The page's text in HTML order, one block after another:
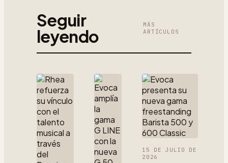
Seguir
leyendo
MÁS
ARTÍCULOS
15 DE JULIO DE
2026